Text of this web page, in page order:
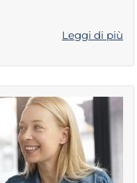
Leggi di più